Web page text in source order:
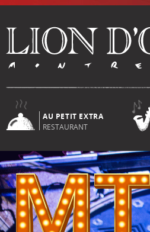
AU PETIT EXTRA
RESTAURANT